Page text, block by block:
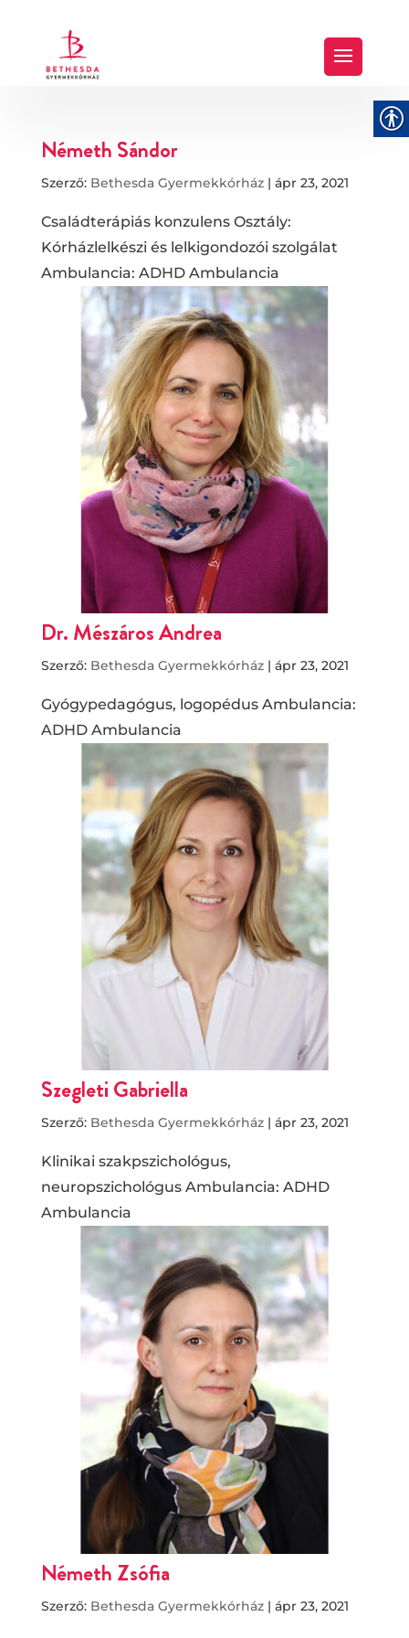
Németh Sándor
Szerző: Bethesda Gyermekkórház| ápr 23, 2021
Családterápiás konzulens Osztály:
Kórházlelkészi és lelkigondozói szolgálat
Ambulancia: ADHD Ambulancia
Dr. Mészáros Andrea
Szerző: Bethesda Gyermekkórház| ápr 23, 2021
Gyógypedagógus, logopédus Ambulancia:
ADHD Ambulancia
Szegleti Gabriella
Szerző: Bethesda Gyermekkórház| ápr 23, 2021
Klinikai szakpszichológus,
neuropszichológus Ambulancia: ADHD
Ambulancia
Németh Zsófia
Szerző: Bethesda Gyermekkórház| ápr 23, 2021